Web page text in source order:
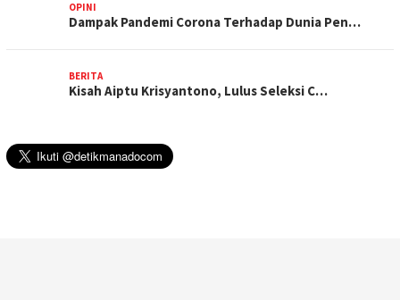
OPINI
Dampak Pandemi Corona Terhadap Dunia Pen…
BERITA
Kisah Aiptu Krisyantono, Lulus Seleksi C…